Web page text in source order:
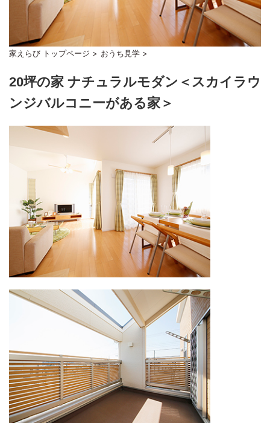
家えらび トップページ > おうち見学 >
20坪の家 ナチュラルモダン＜スカイラウ
ンジバルコニーがある家＞